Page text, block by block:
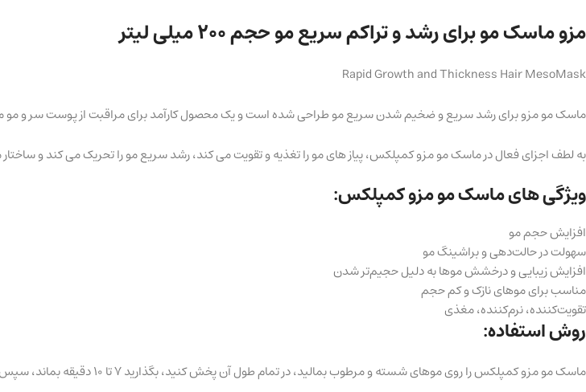
مزو ماسک مو برای رشد و تراکم سریع مو حجم ۲۰۰ میلی لیتر
Rapid Growth and Thickness Hair MesoMask
ماسک مو مزو برای رشد سریع و ضخیم شدن سریع مو طراحی شده است و یک محصول کارآمد برای مراقبت از پوست سر و مو
به لطف اجزای فعال در ماسک مو مزو کمپلکس، پیاز های مو را تغذیه و تقویت می کند، رشد سریع مو را تحریک می کند و
ویژگی های ماسک مو مزو کمپلکس:
افزایش حجم مو
سهولت در حالت‌دهی و براشینگ مو
افزایش زیبایی و درخشش موها به دلیل حجیم‌تر‌ شدن
مناسب برای موهای نازک و کم‌ حجم
تقویت‌کننده، نرم‌کننده، مغذی
روش استفاده:
ماسک مو مزو کمپلکس را روی موهای شسته و مرطوب بمالید، در تمام طول آن پخش کنید، بگذارید 7 تا 10 دقیقه بماند، سپس با آب بشویید. 1-2 بار در هفته استفاده کنید.